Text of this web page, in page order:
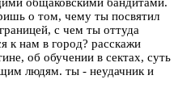
о том, чему ты посвятил
с чем ты оттуда
к нам в город? расскажи
об обучении в сектах, суть
людям. ты - неудачник и